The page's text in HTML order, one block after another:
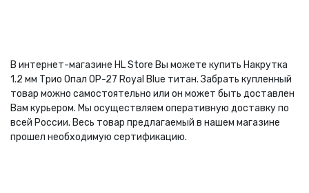
В интернет-магазине HL Store Вы можете купить Накрутка
1.2 мм Трио Опал OP-27 Royal Blue титан. Забрать купленный
товар можно самостоятельно или он может быть доставлен
Вам курьером. Мы осуществляем оперативную доставку по
всей России. Весь товар предлагаемый в нашем магазине
прошел необходимую сертификацию.